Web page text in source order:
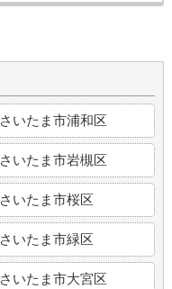
さいたま市浦和区
さいたま市岩槻区
さいたま市桜区
さいたま市緑区
さいたま市大宮区